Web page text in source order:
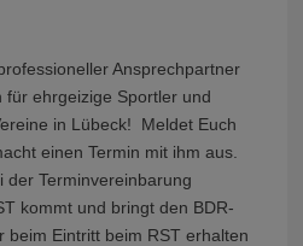
Ansprechpartner
ehrgeizige Sportler und
in Lübeck! Meldet Euch
einen Termin mit ihm aus.
der Terminvereinbarung
kommt und bringt den BDR-
beim Eintritt beim RST erhalten